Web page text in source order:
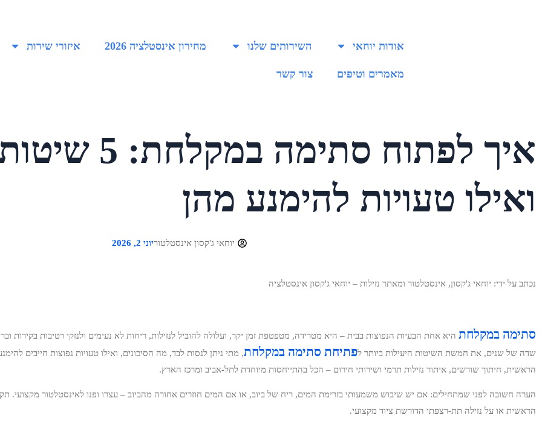
אודות יוחאי השירותים שלנו מחירון אינסטלציה 2026 איזורי שירות
מאמרים וטיפים צור קשר
איך לפתוח סתימה
ואילו טעויות להימנע מהן
יוחאי ג'קסון אינסטלטוריוני 2, 2026
נכתב על ידי: יוחאי ג'קסון, אינסטלטור ומאתר נזילות – יוחאי ג'קסון אינסטלציה
סתימה במקלחת היא אחת הבעיות הנפוצות בבית – היא מטרידה, מטפטפת זמן יקר, ועלולה להוביל לנזילות, ריחות לא נעימים ולנזקי רטיבות בקירות
שדה של שנים, את חמשת השיטות היעילות ביותר לפתיחת סתימה במקלחת, מתי ניתן לנסות לבד, מה הסיכונים, ואילו טעויות נפוצות חייבים
הראשית, חיתוך שורשים, איתור נזילות תרמי ושירותי חירום – הכל בהתייחסות מיוחדת לתל‑אביב ומרכז הארץ.
הערה חשובה לפני שמתחילים: אם יש שיבוש משמעותי בזרימת המים, ריח של ביוב, או אם המים חוזרים אחורה מהביוב – עצרו ופנו לאינסטלטור מקצועי.
הראשית או על נזילה תת‑רצפתי הדורשת ציוד מקצועי.